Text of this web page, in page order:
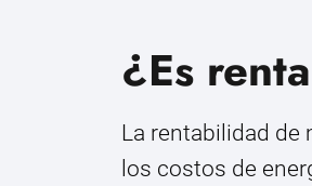
¿Es
La rentabilidad de
los costos de